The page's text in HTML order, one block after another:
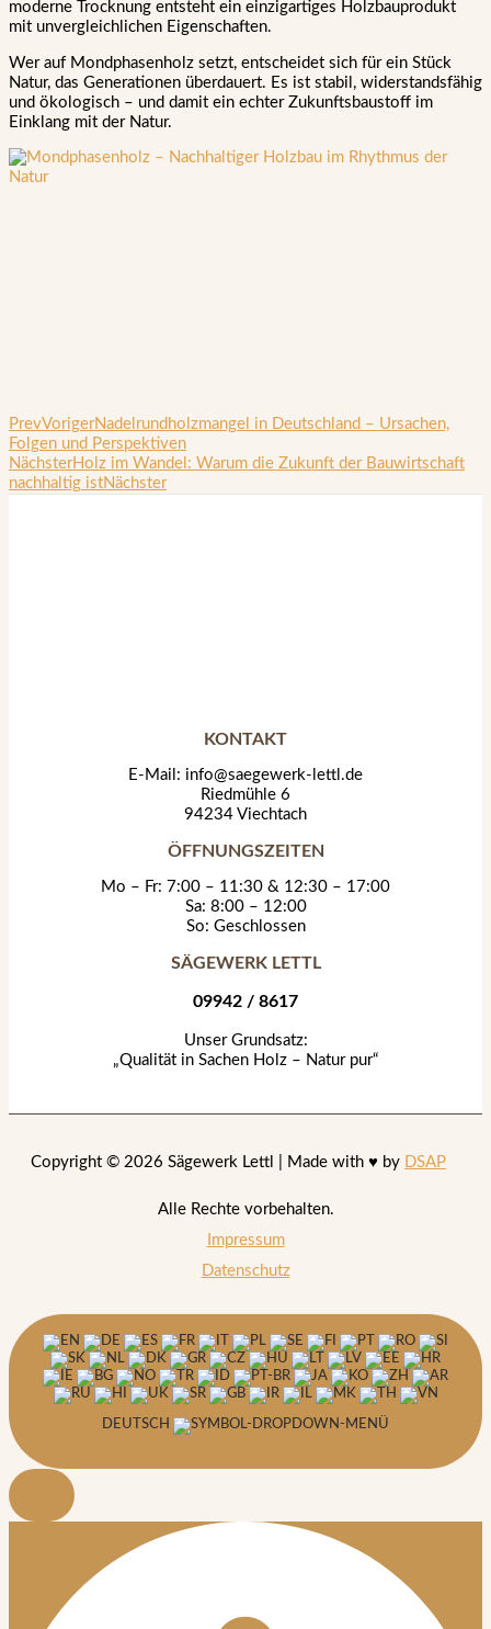
moderne Trocknung entsteht ein einzigartiges Holzbauprodukt
mit unvergleichlichen Eigenschaften.
Wer auf Mondphasenholz setzt, entscheidet sich für ein Stück
Natur, das Generationen überdauert. Es ist stabil, widerstandsfähig
und ökologisch – und damit ein echter Zukunftsbaustoff im
Einklang mit der Natur.
PrevVorigerNadelrundholzmangel in Deutschland – Ursachen,
Folgen und Perspektiven
NächsterHolz im Wandel: Warum die Zukunft der Bauwirtschaft
nachhaltig istNächster
KONTAKT
E-Mail: info@saegewerk-lettl.de
Riedmühle 6
94234 Viechtach
ÖFFNUNGSZEITEN
Mo – Fr: 7:00 – 11:30 & 12:30 – 17:00
Sa: 8:00 – 12:00
So: Geschlossen
SÄGEWERK LETTL
09942 / 8617
Unser Grundsatz:
„Qualität in Sachen Holz – Natur pur“
Copyright © 2026 Sägewerk Lettl | Made with ♥ by DSAP
Alle Rechte vorbehalten.
Impressum
Datenschutz
DEUTSCH